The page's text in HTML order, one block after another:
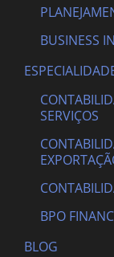
BUSINESS
SERVIÇOS
BPO
BLOG